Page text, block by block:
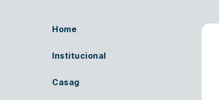
Home
Institucional
Casag